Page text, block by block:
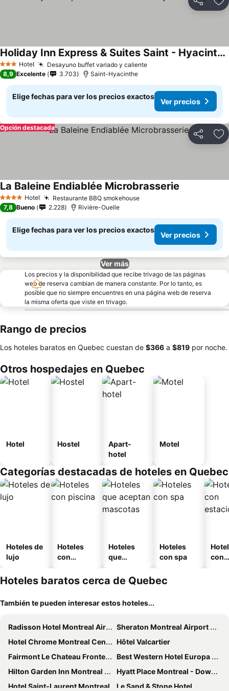
Compartir
3 Estrellas
Hotel Desayuno buffet variado y caliente
Holiday Inn Express & Suites Saint - Hyacinthe By Ihg
8,9 Excelente 3.703 Saint-Hyacinthe
Elige fechas para ver los precios exactos
Ver precios
Compartir
Opción destacada
4 EstrellasHotel Restaurante BBQ smokehouse
La Baleine Endiablée Microbrasserie
7,8 Bueno 2.228 Rivière-Ouelle
Elige fechas para ver los precios exactos
Ver precios
Ver más
Los precios y la disponibilidad que recibe trivago de las páginas
web de reserva cambian de manera constante. Por lo tanto, es
posible que no siempre encuentres en una página web de reserva
la misma oferta que viste en trivago.
Rango de precios
Los hoteles baratos en Quebec cuestan de ‎$366 a ‎$819 por noche.
Otros hospedajes en Quebec
Hotel Hostel
Apart-
hotel
Motel
Categorías destacadas de hoteles en Quebec
Hoteles de
lujo
Hoteles
con
Hoteles
que
mascotas
Hoteles
con spa
con
Hoteles baratos cerca de Quebec
También te pueden interesar estos hoteles...
Radisson Hotel Montreal Airport
Sheraton Montreal Airport Hotel
Hotel Chrome Montreal Centre-Ville
Hôtel Valcartier
Fairmont Le Chateau Frontenac
Best Western Hotel Europa Montreal Downtown
Hilton Garden Inn Montreal Centre-Ville
Hyatt Place Montreal - Downtown
Hotel Saint-Laurent Montreal
Le Sand & Stone Hotel